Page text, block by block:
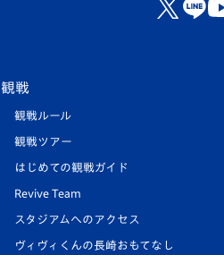
観戦
観戦ルール
観戦ツアー
はじめての観戦ガイド
Revive Team
スタジアムへのアクセス
ヴィヴィくんの長崎おもてなし